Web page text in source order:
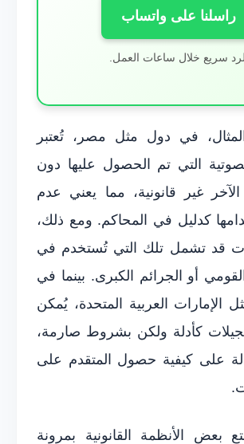
راسلنا على واتساب
سريع خلال ساعات العمل.
في دول مثل مصر، تُعتبر
التي تم الحصول عليها دون
غير قانونية، مما يعني عدم
كدليل في المحاكم. ومع ذلك،
قد تشمل تلك التي تُستخدم في
أو الجرائم الكبرى. بينما في
الإمارات العربية المتحدة، يُمكن
كأدلة ولكن بشروط صارمة،
على كيفية حصول المتقدم على
بعض الأنظمة القانونية بمرونة